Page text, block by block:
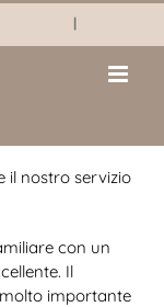
|
il nostro servizio
con un
Il
importante